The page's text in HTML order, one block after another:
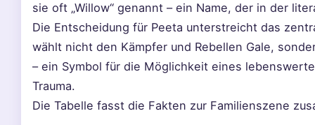
sie oft „Willow“ genannt – ein Name, der in der
Die Entscheidung für Peeta unterstreicht das
wählt nicht den Kämpfer und Rebellen Gale,
– ein Symbol für die Möglichkeit eines
Trauma.
Die Tabelle fasst die Fakten zur Familienszene